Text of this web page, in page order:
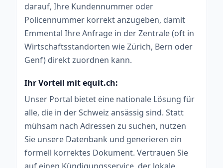
darauf, Ihre Kundennummer oder
Policennummer korrekt anzugeben, damit
Emmental Ihre Anfrage in der Zentrale (oft in
Wirtschaftsstandorten wie Zürich, Bern oder
Genf) direkt zuordnen kann.
Ihr Vorteil mit equit.ch:
Unser Portal bietet eine nationale Lösung für
alle, die in der Schweiz ansässig sind. Statt
mühsam nach Adressen zu suchen, nutzen
Sie unsere Datenbank und generieren ein
formell korrektes Dokument. Vertrauen Sie